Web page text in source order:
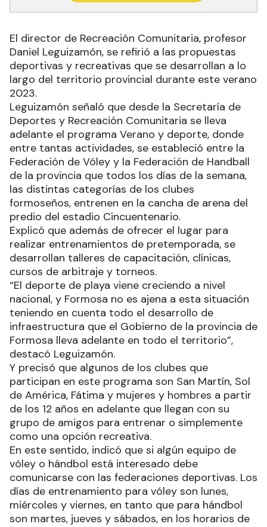
El director de Recreación Comunitaria, profesor
Daniel Leguizamón, se refirió a las propuestas
deportivas y recreativas que se desarrollan a lo
largo del territorio provincial durante este verano
2023.
Leguizamón señaló que desde la Secretaría de
Deportes y Recreación Comunitaria se lleva
adelante el programa Verano y deporte, donde
entre tantas actividades, se estableció entre la
Federación de Vóley y la Federación de Handball
de la provincia que todos los días de la semana,
las distintas categorías de los clubes
formoseños, entrenen en la cancha de arena del
predio del estadio Cincuentenario.
Explicó que además de ofrecer el lugar para
realizar entrenamientos de pretemporada, se
desarrollan talleres de capacitación, clínicas,
cursos de arbitraje y torneos.
“El deporte de playa viene creciendo a nivel
nacional, y Formosa no es ajena a esta situación
teniendo en cuenta todo el desarrollo de
infraestructura que el Gobierno de la provincia de
Formosa lleva adelante en todo el territorio”,
destacó Leguizamón.
Y precisó que algunos de los clubes que
participan en este programa son San Martín, Sol
de América, Fátima y mujeres y hombres a partir
de los 12 años en adelante que llegan con su
grupo de amigos para entrenar o simplemente
como una opción recreativa.
En este sentido, indicó que si algún equipo de
vóley o hándbol está interesado debe
comunicarse con las federaciones deportivas. Los
días de entrenamiento para vóley son lunes,
miércoles y viernes, en tanto que para hándbol
son martes, jueves y sábados, en los horarios de